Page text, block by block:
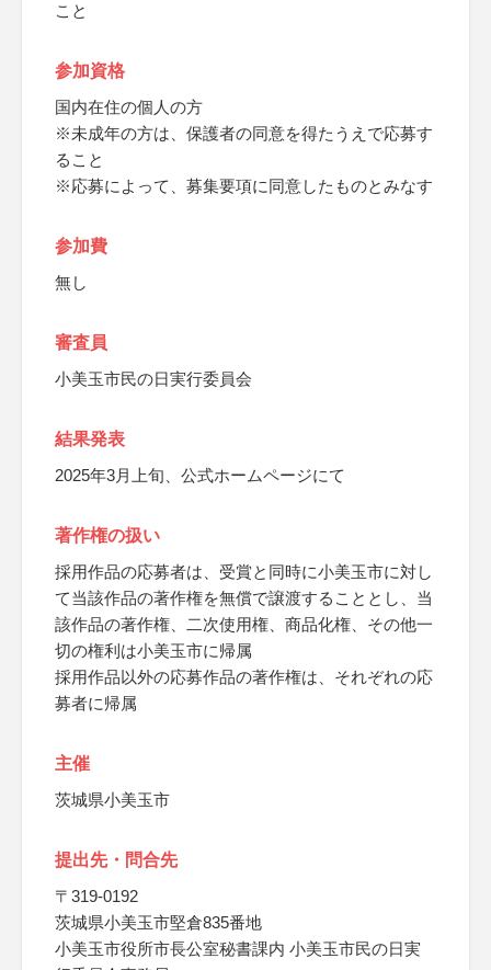
こと
参加資格
国内在住の個人の方
※未成年の方は、保護者の同意を得たうえで応募す
ること
※応募によって、募集要項に同意したものとみなす
参加費
無し
審査員
小美玉市民の日実行委員会
結果発表
2025年3月上旬、公式ホームページにて
著作権の扱い
採用作品の応募者は、受賞と同時に小美玉市に対し
て当該作品の著作権を無償で譲渡することとし、当
該作品の著作権、二次使用権、商品化権、その他一
切の権利は小美玉市に帰属
採用作品以外の応募作品の著作権は、それぞれの応
募者に帰属
主催
茨城県小美玉市
提出先・問合先
〒319-0192
茨城県小美玉市堅倉835番地
小美玉市役所市長公室秘書課内 小美玉市民の日実